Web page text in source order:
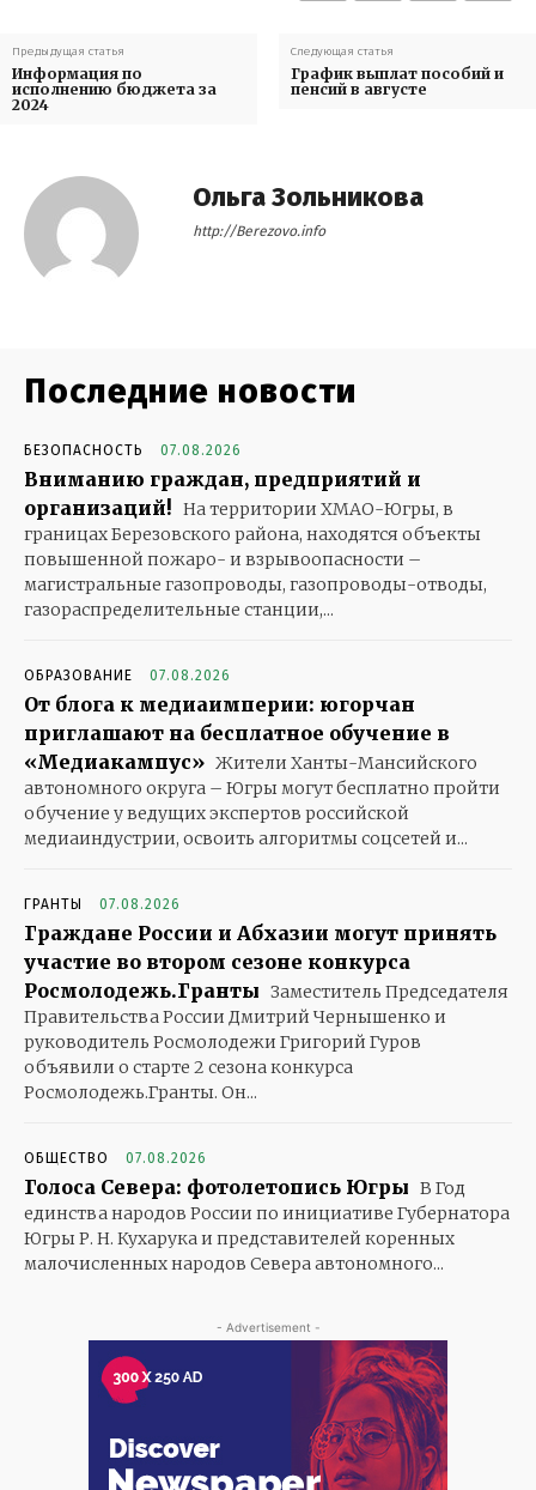
Предыдущая статья
Информация по
исполнению бюджета за
2024
Следующая статья
График выплат пособий и
пенсий в августе
Ольга Зольникова
http://Berezovo.info
Последние новости
БЕЗОПАСНОСТЬ 07.08.2026
Вниманию граждан, предприятий и
организаций! На территории ХМАО-Югры, в
границах Березовского района, находятся объекты
повышенной пожаро- и взрывоопасности –
магистральные газопроводы, газопроводы-отводы,
газораспределительные станции,...
ОБРАЗОВАНИЕ 07.08.2026
От блога к медиаимперии: югорчан
приглашают на бесплатное обучение в
«Медиакампус» Жители Ханты-Мансийского
автономного округа – Югры могут бесплатно пройти
обучение у ведущих экспертов российской
медиаиндустрии, освоить алгоритмы соцсетей и...
ГРАНТЫ 07.08.2026
Граждане России и Абхазии могут принять
участие во втором сезоне конкурса
Росмолодежь.Гранты Заместитель Председателя
Правительства России Дмитрий Чернышенко и
руководитель Росмолодежи Григорий Гуров
объявили о старте 2 сезона конкурса
Росмолодежь.Гранты. Он...
ОБЩЕСТВО 07.08.2026
Голоса Севера: фотолетопись Югры В Год
единства народов России по инициативе Губернатора
Югры Р. Н. Кухарука и представителей коренных
малочисленных народов Севера автономного...
- Advertisement -